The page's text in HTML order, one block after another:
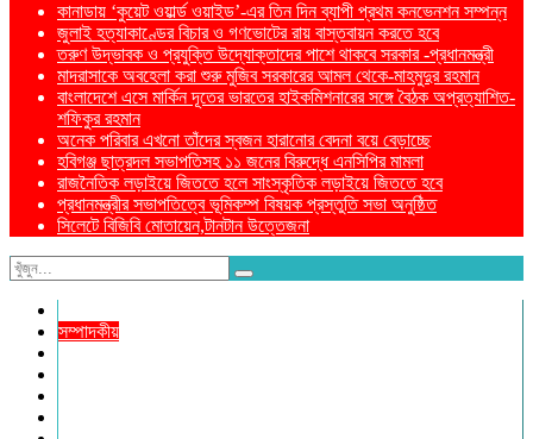
কানাডায় ‘কুয়েট ওয়ার্ল্ড ওয়াইড’-এর তিন দিন ব্যাপী প্রথম কনভেনশন সম্পন্ন
জুলাই হত্যাকাণ্ডের বিচার ও গণভোটের রায় বাস্তবায়ন করতে হবে
তরুণ উদ্ভাবক ও প্রযুক্তি উদ্যোক্তাদের পাশে থাকবে সরকার -প্রধানমন্ত্রী
মাদরাসাকে অবহেলা করা শুরু মুজিব সরকারের আমল থেকে-মাহমুদুর রহমান
বাংলাদেশে এসে মার্কিন দূতের ভারতের হাইকমিশনারের সঙ্গে বৈঠক অপ্রত্যাশিত-
শফিকুর রহমান
অনেক পরিবার এখনো তাঁদের স্বজন হারানোর বেদনা বয়ে বেড়াচ্ছে
হবিগঞ্জ ছাত্রদল সভাপতিসহ ১১ জনের বিরুদ্ধে এনসিপির মামলা
রাজনৈতিক লড়াইয়ে জিততে হলে সাংস্কৃতিক লড়াইয়ে জিততে হবে
প্রধানমন্ত্রীর সভাপতিত্বে ভূমিকম্প বিষয়ক প্রস্তুতি সভা অনুষ্ঠিত
সিলেটে বিজিবি মোতায়েন,টানটান উত্তেজনা
সম্পাদকীয়